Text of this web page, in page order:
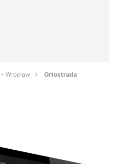
Wrocław Ortostrada